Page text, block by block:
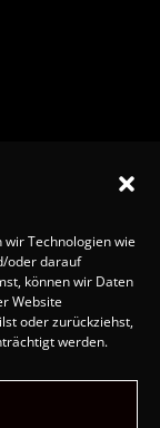
Technologien wie
oder darauf
können wir Daten
Website
oder zurückziehst,
werden.